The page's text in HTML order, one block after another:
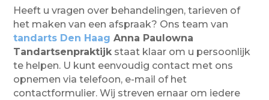
Heeft u vragen over behandelingen, tarieven of
het maken van een afspraak? Ons team van
tandarts Den Haag Anna Paulowna
Tandartsenpraktijk staat klaar om u persoonlijk
te helpen. U kunt eenvoudig contact met ons
opnemen via telefoon, e-mail of het
contactformulier. Wij streven ernaar om iedere